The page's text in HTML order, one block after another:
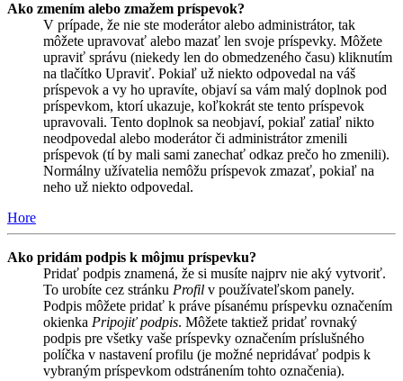
Ako zmením alebo zmažem príspevok?
V prípade, že nie ste moderátor alebo administrátor, tak
môžete upravovať alebo mazať len svoje príspevky. Môžete
upraviť správu (niekedy len do obmedzeného času) kliknutím
na tlačítko Upraviť. Pokiaľ už niekto odpovedal na váš
príspevok a vy ho upravíte, objaví sa vám malý doplnok pod
príspevkom, ktorí ukazuje, koľkokrát ste tento príspevok
upravovali. Tento doplnok sa neobjaví, pokiaľ zatiaľ nikto
neodpovedal alebo moderátor či administrátor zmenili
príspevok (tí by mali sami zanechať odkaz prečo ho zmenili).
Normálny užívatelia nemôžu príspevok zmazať, pokiaľ na
neho už niekto odpovedal.
Hore
Ako pridám podpis k môjmu príspevku?
Pridať podpis znamená, že si musíte najprv nie aký vytvoriť.
To urobíte cez stránku Profil v používateľskom panely.
Podpis môžete pridať k práve písanému príspevku označením
okienka Pripojiť podpis. Môžete taktiež pridať rovnaký
podpis pre všetky vaše príspevky označením príslušného
políčka v nastavení profilu (je možné nepridávať podpis k
vybraným príspevkom odstránením tohto označenia).